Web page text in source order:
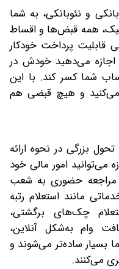
و نئوبانکی، به شما
همه قبض‌ها و اقساط
قابلیت پرداخت خودکار
اجازه می‌دهید خودش در
شما کسر کند. با این
و هیچ قبضی هم
بزرگی در نحوه ارائه
می‌توانید امور مالی خود
مراجعه حضوری به شعب
مانند استعلام رتبه
چک‌های برگشتی،
وام به‌شکل آنلاین،
بسیار ساده‌تر می‌شوند و
می‌کنند.